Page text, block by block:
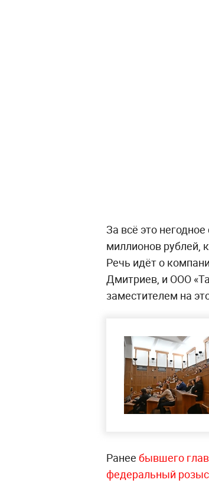
За всё это
миллионов рублей,
Речь идёт о
Дмитриев, и ООО
заместителем на
Ранее бывшего
федеральный